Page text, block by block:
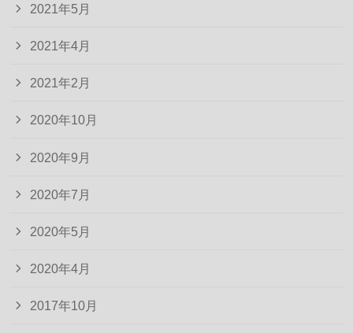
2021年5月
2021年4月
2021年2月
2020年10月
2020年9月
2020年7月
2020年5月
2020年4月
2017年10月